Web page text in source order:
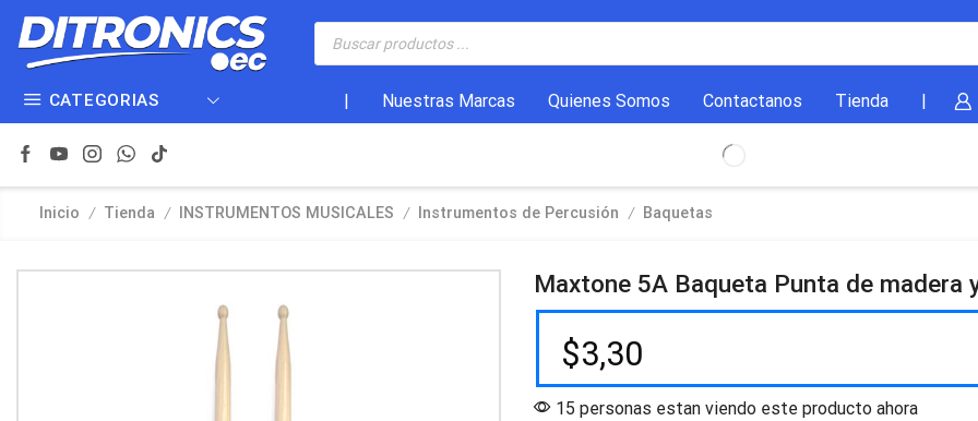
CATEGORIAS Nuestras Marcas Quienes Somos Contactanos Tienda
Inicio / Tienda / INSTRUMENTOS MUSICALES / Instrumentos de Percusión / Baquetas
Maxtone 5A Baqueta Punta de madera
$3,30
15 personas estan viendo este producto ahora